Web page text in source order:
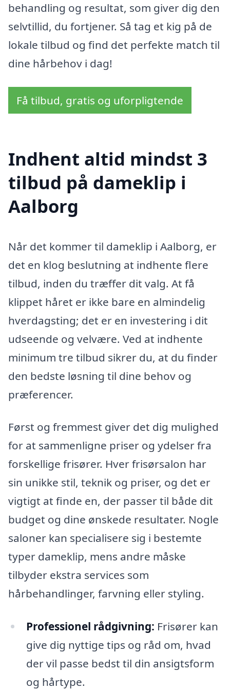
behandling og resultat, som giver dig den
selvtillid, du fortjener. Så tag et kig på de
lokale tilbud og find det perfekte match til
dine hårbehov i dag!
Få tilbud, gratis og uforpligtende
Indhent altid mindst 3
tilbud på dameklip i
Aalborg
Når det kommer til dameklip i Aalborg, er
det en klog beslutning at indhente flere
tilbud, inden du træffer dit valg. At få
klippet håret er ikke bare en almindelig
hverdagsting; det er en investering i dit
udseende og velvære. Ved at indhente
minimum tre tilbud sikrer du, at du finder
den bedste løsning til dine behov og
præferencer.
Først og fremmest giver det dig mulighed
for at sammenligne priser og ydelser fra
forskellige frisører. Hver frisørsalon har
sin unikke stil, teknik og priser, og det er
vigtigt at finde en, der passer til både dit
budget og dine ønskede resultater. Nogle
saloner kan specialisere sig i bestemte
typer dameklip, mens andre måske
tilbyder ekstra services som
hårbehandlinger, farvning eller styling.
Professionel rådgivning: Frisører kan
give dig nyttige tips og råd om, hvad
der vil passe bedst til din ansigtsform
og hårtype.